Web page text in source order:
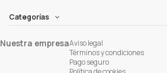
Categorías
Nuestra empresaAviso legal
Términos y condiciones
Pago seguro